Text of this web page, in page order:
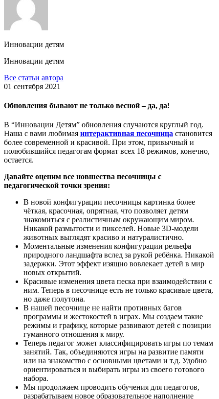
Инновации детям
Инновации детям
Все статьи автора
01 сентября 2021
Обновления бывают не только весной – да, да!
В “Инновации Детям” обновления случаются круглый год.
Наша с вами любимая интерактивная песочница становится
более современной и красивой. При этом, привычный и
полюбившийся педагогам формат всех 18 режимов, конечно,
остается.
Давайте оценим все новшества песочницы с
педагогической точки зрения:
В новой конфигурации песочницы картинка более
чёткая, красочная, опрятная, что позволяет детям
знакомиться с реалистичным окружающим миром.
Никакой размытости и пикселей. Новые 3D-модели
животных выглядят красиво и натуралистично.
Моментальные изменения конфигурации рельефа
природного ландшафта вслед за рукой ребёнка. Никакой
задержки. Этот эффект изящно вовлекает детей в мир
новых открытий.
Красивые изменения цвета песка при взаимодействии с
ним. Теперь в песочнице есть не только красивые цвета,
но даже полутона.
В нашей песочнице не найти противных багов
программы и жестокостей в играх. Мы создаем такие
режимы и графику, которые развивают детей с позиции
гуманного отношения к миру.
Теперь педагог может классифицировать игры по темам
занятий. Так, объединяются игры на развитие памяти
или на знакомство с основными цветами и т.д. Удобно
ориентироваться и выбирать игры из своего готового
набора.
Мы продолжаем проводить обучения для педагогов,
разрабатываем новое образовательное наполнение